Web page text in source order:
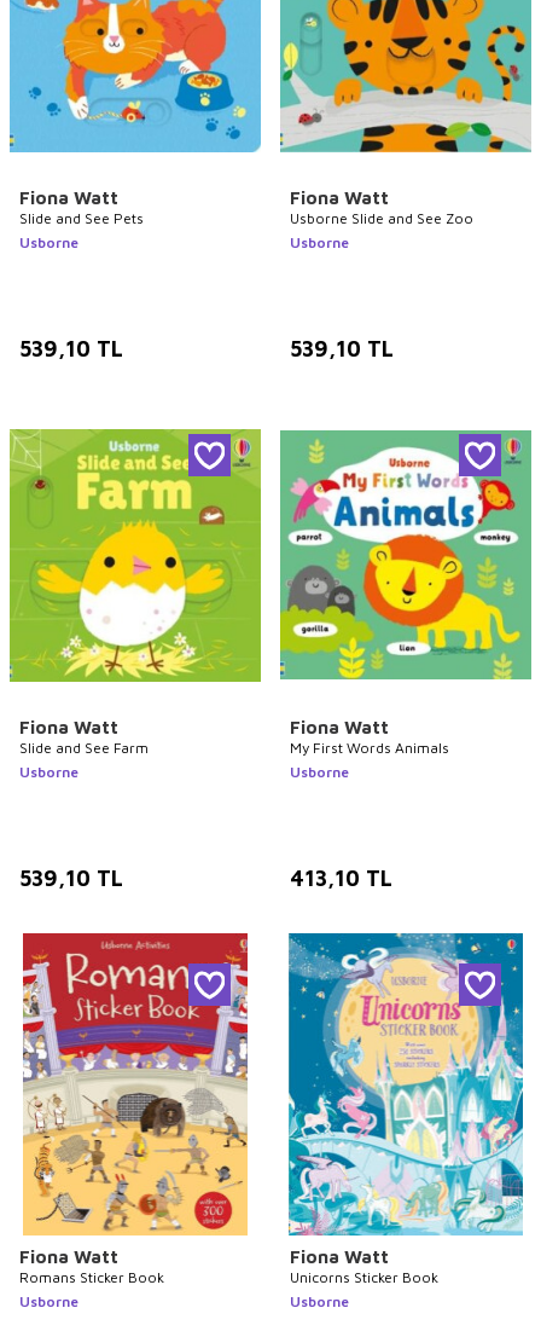
Fiona Watt
Slide and See Pets
Usborne
539,10 TL
Fiona Watt
Usborne Slide and See Zoo
Usborne
539,10 TL
Fiona Watt
Slide and See Farm
Usborne
539,10 TL
Fiona Watt
My First Words Animals
Usborne
413,10 TL
Fiona Watt
Romans Sticker Book
Usborne
Fiona Watt
Unicorns Sticker Book
Usborne